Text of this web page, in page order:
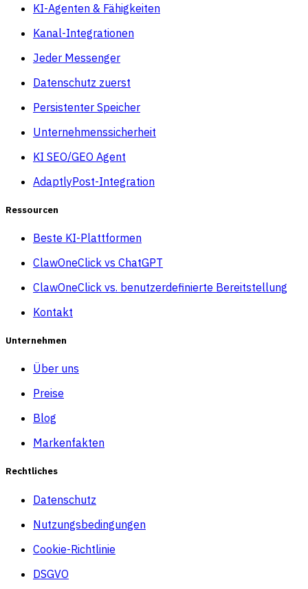
KI-Agenten & Fähigkeiten
Kanal-Integrationen
Jeder Messenger
Datenschutz zuerst
Persistenter Speicher
Unternehmenssicherheit
KI SEO/GEO Agent
AdaptlyPost-Integration
Ressourcen
Beste KI-Plattformen
ClawOneClick vs ChatGPT
ClawOneClick vs. benutzerdefinierte Bereitstellung
Kontakt
Unternehmen
Über uns
Preise
Blog
Markenfakten
Rechtliches
Datenschutz
Nutzungsbedingungen
Cookie-Richtlinie
DSGVO